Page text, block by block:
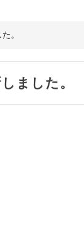
。
ました。